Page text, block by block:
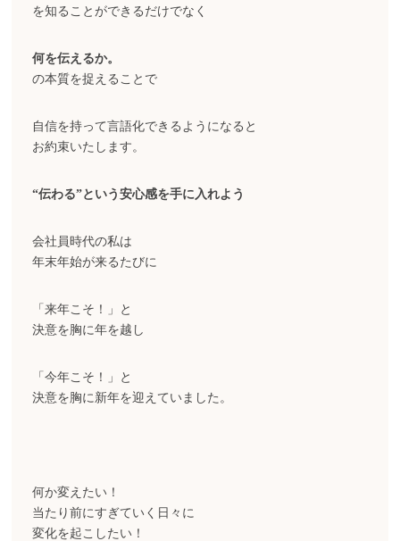
を知ることができるだけでなく
何を伝えるか。
の本質を捉えることで
自信を持って言語化できるようになると
お約束いたします。
“伝わる”という安心感を手に入れよう
会社員時代の私は
年末年始が来るたびに
「来年こそ！」と
決意を胸に年を越し
「今年こそ！」と
決意を胸に新年を迎えていました。
何か変えたい！
当たり前にすぎていく日々に
変化を起こしたい！